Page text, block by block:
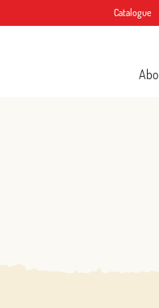
Catalogue